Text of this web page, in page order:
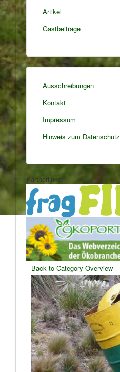
Artikel
Gastbeiträge
Ausschreibungen
Kontakt
Impressum
Hinweis zum Datenschutz
Partnerlinks:
Back to Category Overview